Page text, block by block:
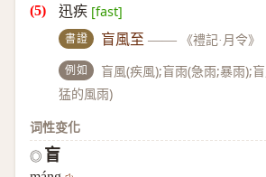
迅疾 [fast]
書證 盲風至 —— 《禮記·月令》
例如
盲風(疾風);盲雨(急雨;暴雨);
猛的風雨)
词性变化
◎ 盲